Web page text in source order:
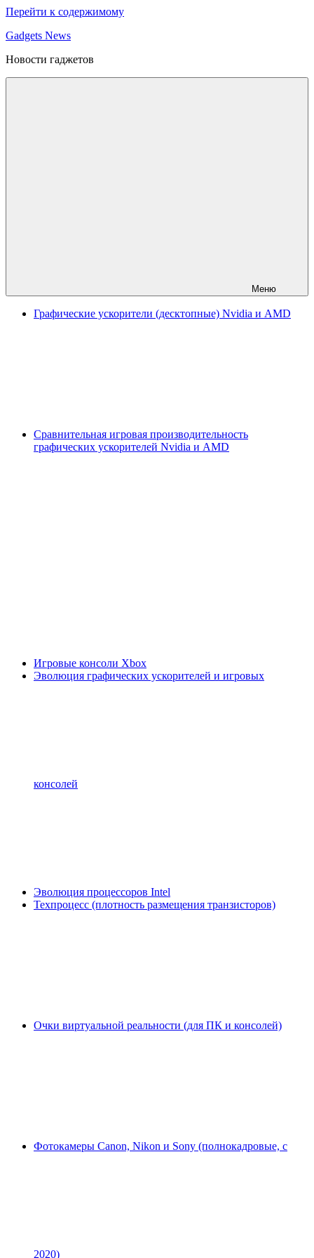
Перейти к содержимому
Gadgets News
Новости гаджетов
Меню
Графические ускорители (десктопные) Nvidia и AMD
Сравнительная игровая производительность
графических ускорителей Nvidia и AMD
Игровые консоли Xbox
Эволюция графических ускорителей и игровых
консолей
Эволюция процессоров Intel
Техпроцесс (плотность размещения транзисторов)
Очки виртуальной реальности (для ПК и консолей)
Фотокамеры Canon, Nikon и Sony (полнокадровые, с
2020)